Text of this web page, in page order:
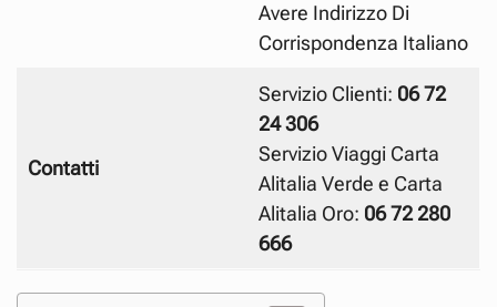
Avere Indirizzo Di
Corrispondenza Italiano
Contatti
Servizio Clienti: 06 72
24 306
Servizio Viaggi Carta
Alitalia Verde e Carta
Alitalia Oro: 06 72 280
666